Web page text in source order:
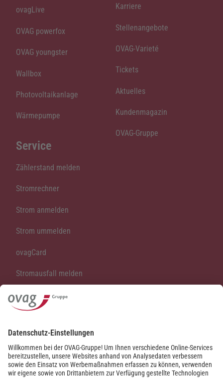
ovagLive
OVAG powerfox
OVAG youngster
Wallbox
Photovoltaikanlage
Wärmepumpe
Service
Zählerstand melden
Stromrechner
Strom anmelden
Strom ummelden
ovagCard
Stromausfall melden
Vertrag kündigen
Kontakt
Karriere
Stellenangebote
OVAG-Varieté
Tickets
Aktuelles
Kundenmagazin
OVAG-Gruppe